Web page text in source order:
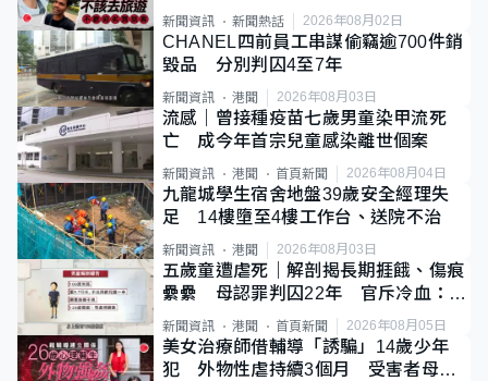
質旅客
新聞資訊 新聞熱話 2026年08月02日
CHANEL四前員工串謀偷竊逾700件銷
毀品 分別判囚4至7年
新聞資訊 港聞 2026年08月03日
流感｜曾接種疫苗七歲男童染甲流死
亡 成今年首宗兒童感染離世個案
新聞資訊 港聞 首頁新聞 2026年08月04日
九龍城學生宿舍地盤39歲安全經理失
足 14樓墮至4樓工作台、送院不治
新聞資訊 港聞 2026年08月03日
五歲童遭虐死｜解剖揭長期捱餓、傷痕
纍纍 母認罪判囚22年 官斥冷血：同
類案最惡劣
新聞資訊 港聞 首頁新聞 2026年08月05日
美女治療師借輔導「誘騙」14歲少年
犯 外物性虐持續3個月 受害者母：